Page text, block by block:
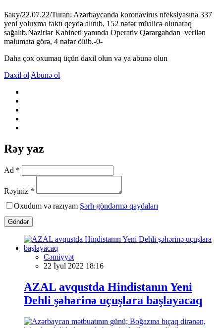
Баку/22.07.22/Turan: Azərbaycanda koronavirus nfeksiyasına 337
yeni yoluxma faktı qeydə alınıb, 152 nəfər müalicə olunaraq
sağalıb.Nazirlər Kabineti yanında Operativ Qərargahdan verilən
məlumata görə, 4 nəfər ölüb.-0-
Daha çox oxumaq üçün daxil olun və ya abunə olun
Daxil ol Abunə ol
Rəy yaz
Ad *
Rəyiniz *
Oxudum və razıyam Şərh göndərmə qaydaları
Göndər
Cəmiyyət
22 İyul 2022 18:16
AZAL avqustda Hindistanın Yeni
Dehli şəhərinə uçuşlara başlayacaq